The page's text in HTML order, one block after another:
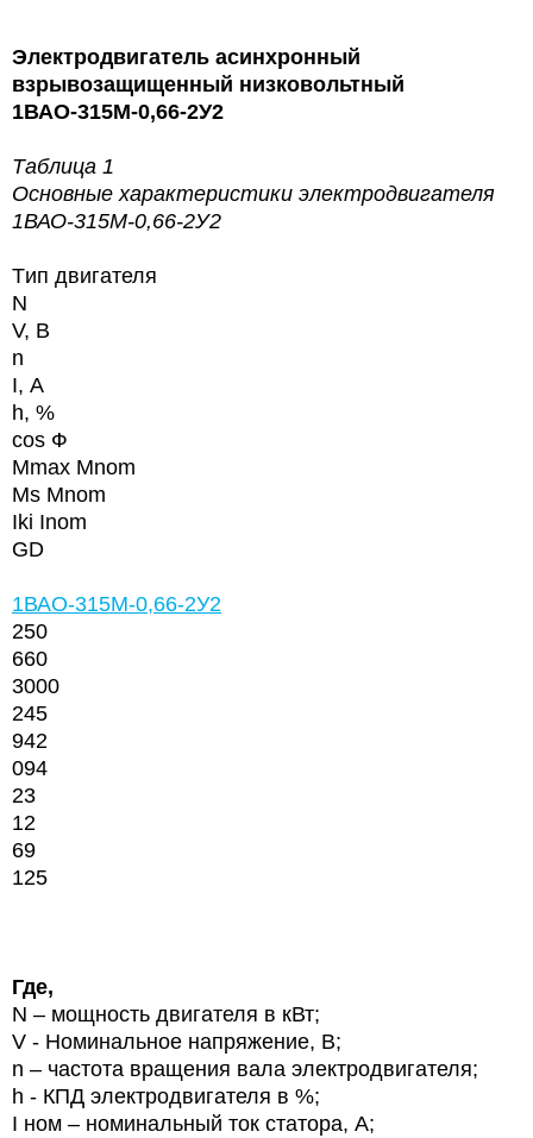
Электродвигатель асинхронный
взрывозащищенный низковольтный
1ВАО-315М-0,66-2У2
Таблица 1
Основные характеристики электродвигателя
1ВАО-315М-0,66-2У2
Tип двигателя
N
V, В
n
I, А
h, %
cos Ф
Mmax Mnom
Ms Mnom
Iki Inom
GD
1ВАО-315М-0,66-2У2
250
660
3000
245
942
094
23
12
69
125
Где,
N – мощность двигателя в кВт;
V - Номинальное напряжение, В;
n – частота вращения вала электродвигателя;
h - КПД электродвигателя в %;
I ном – номинальный ток статора, А;